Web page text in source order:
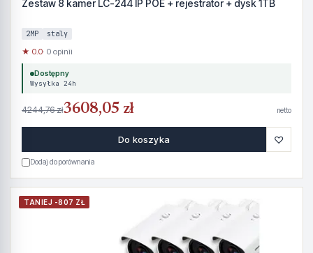
Zestaw 8 kamer LC-244 IP POE + rejestrator + dysk 1TB
2MP staly
★ 0.0· 0 opinii
Dostępny
Wysyłka 24h
4244,76 zł3608,05 zł netto
Do koszyka ♡
Dodaj do porównania
TANIEJ -807 ZŁ